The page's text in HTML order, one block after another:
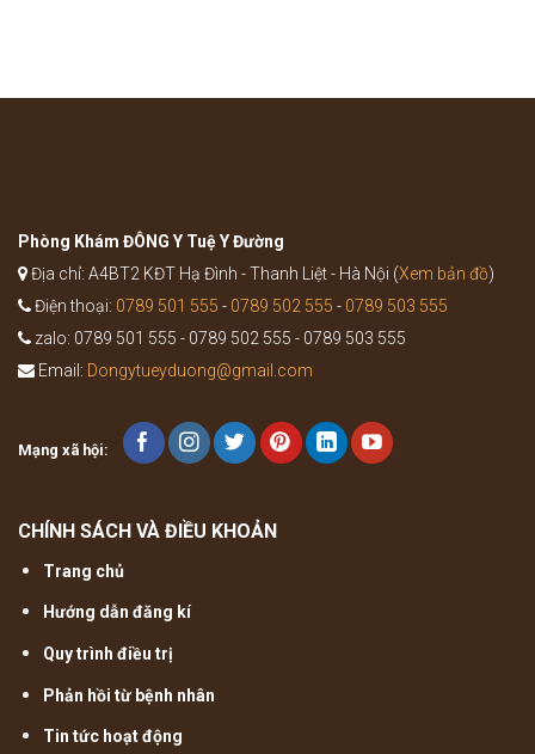
nào?
Phòng Khám ĐÔNG Y Tuệ Y Đường
Địa chỉ: A4BT2 KĐT Hạ Đình - Thanh Liệt - Hà Nội (Xem bản đồ)
Điện thoại: 0789 501 555 - 0789 502 555 - 0789 503 555
zalo: 0789 501 555 - 0789 502 555 - 0789 503 555
Email: Dongytueyduong@gmail.com
Mạng xã hội:
CHÍNH SÁCH VÀ ĐIỀU KHOẢN
Trang chủ
Hướng dẫn đăng kí
Quy trình điều trị
Phản hồi từ bệnh nhân
Tin tức hoạt động